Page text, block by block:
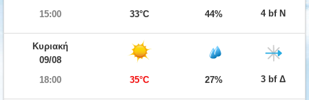
15:00
33°C 44% 4 bf Ν
Κυριακή
09/08
18:00
35°C 27% 3 bf Δ